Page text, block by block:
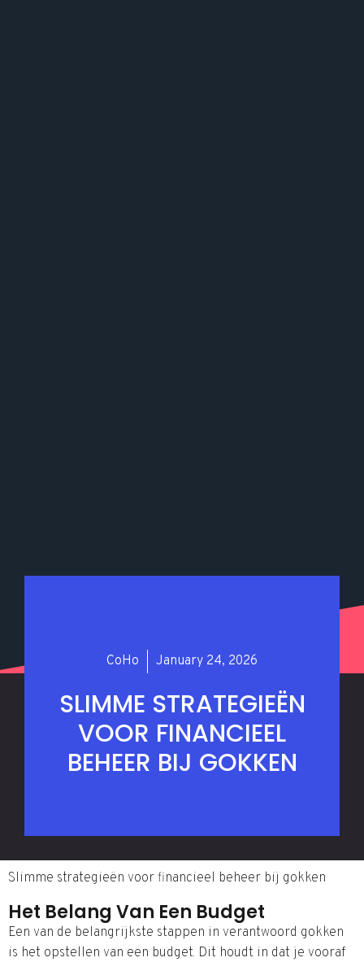
CoHo January 24, 2026
SLIMME STRATEGIEËN
VOOR FINANCIEEL
BEHEER BIJ GOKKEN
Slimme strategieën voor financieel beheer bij gokken
Het Belang Van Een Budget
Een van de belangrijkste stappen in verantwoord gokken
is het opstellen van een budget. Dit houdt in dat je vooraf